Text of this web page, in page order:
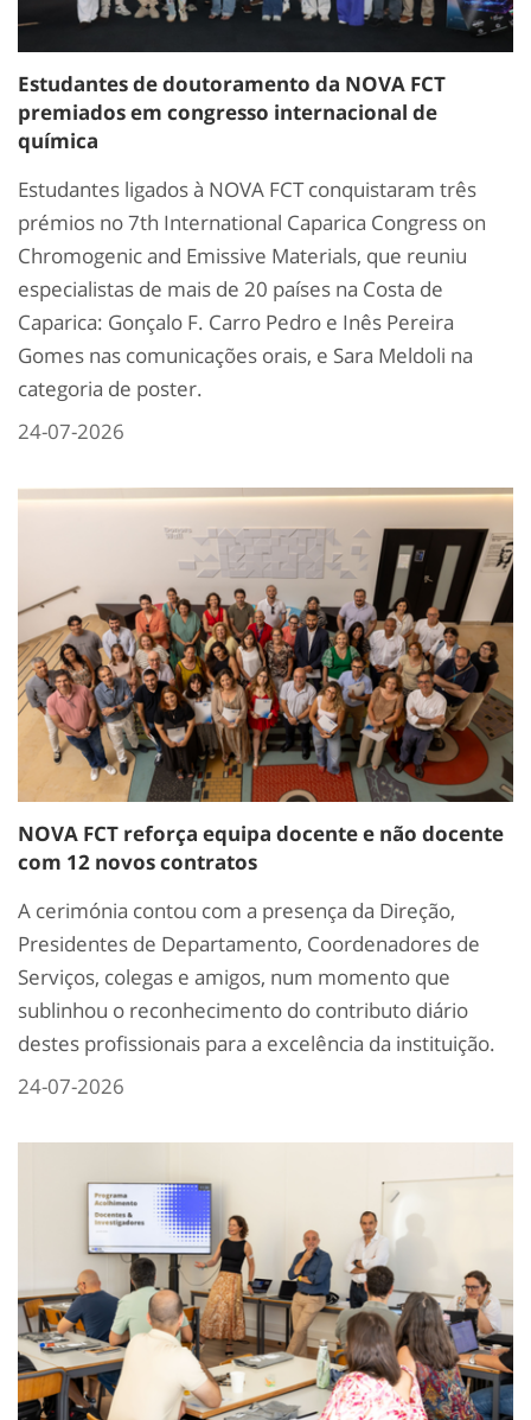
Estudantes de doutoramento da NOVA FCT
premiados em congresso internacional de
química
Estudantes ligados à NOVA FCT conquistaram três
prémios no 7th International Caparica Congress on
Chromogenic and Emissive Materials, que reuniu
especialistas de mais de 20 países na Costa de
Caparica: Gonçalo F. Carro Pedro e Inês Pereira
Gomes nas comunicações orais, e Sara Meldoli na
categoria de poster.
24-07-2026
NOVA FCT reforça equipa docente e não docente
com 12 novos contratos
A cerimónia contou com a presença da Direção,
Presidentes de Departamento, Coordenadores de
Serviços, colegas e amigos, num momento que
sublinhou o reconhecimento do contributo diário
destes profissionais para a excelência da instituição.
24-07-2026